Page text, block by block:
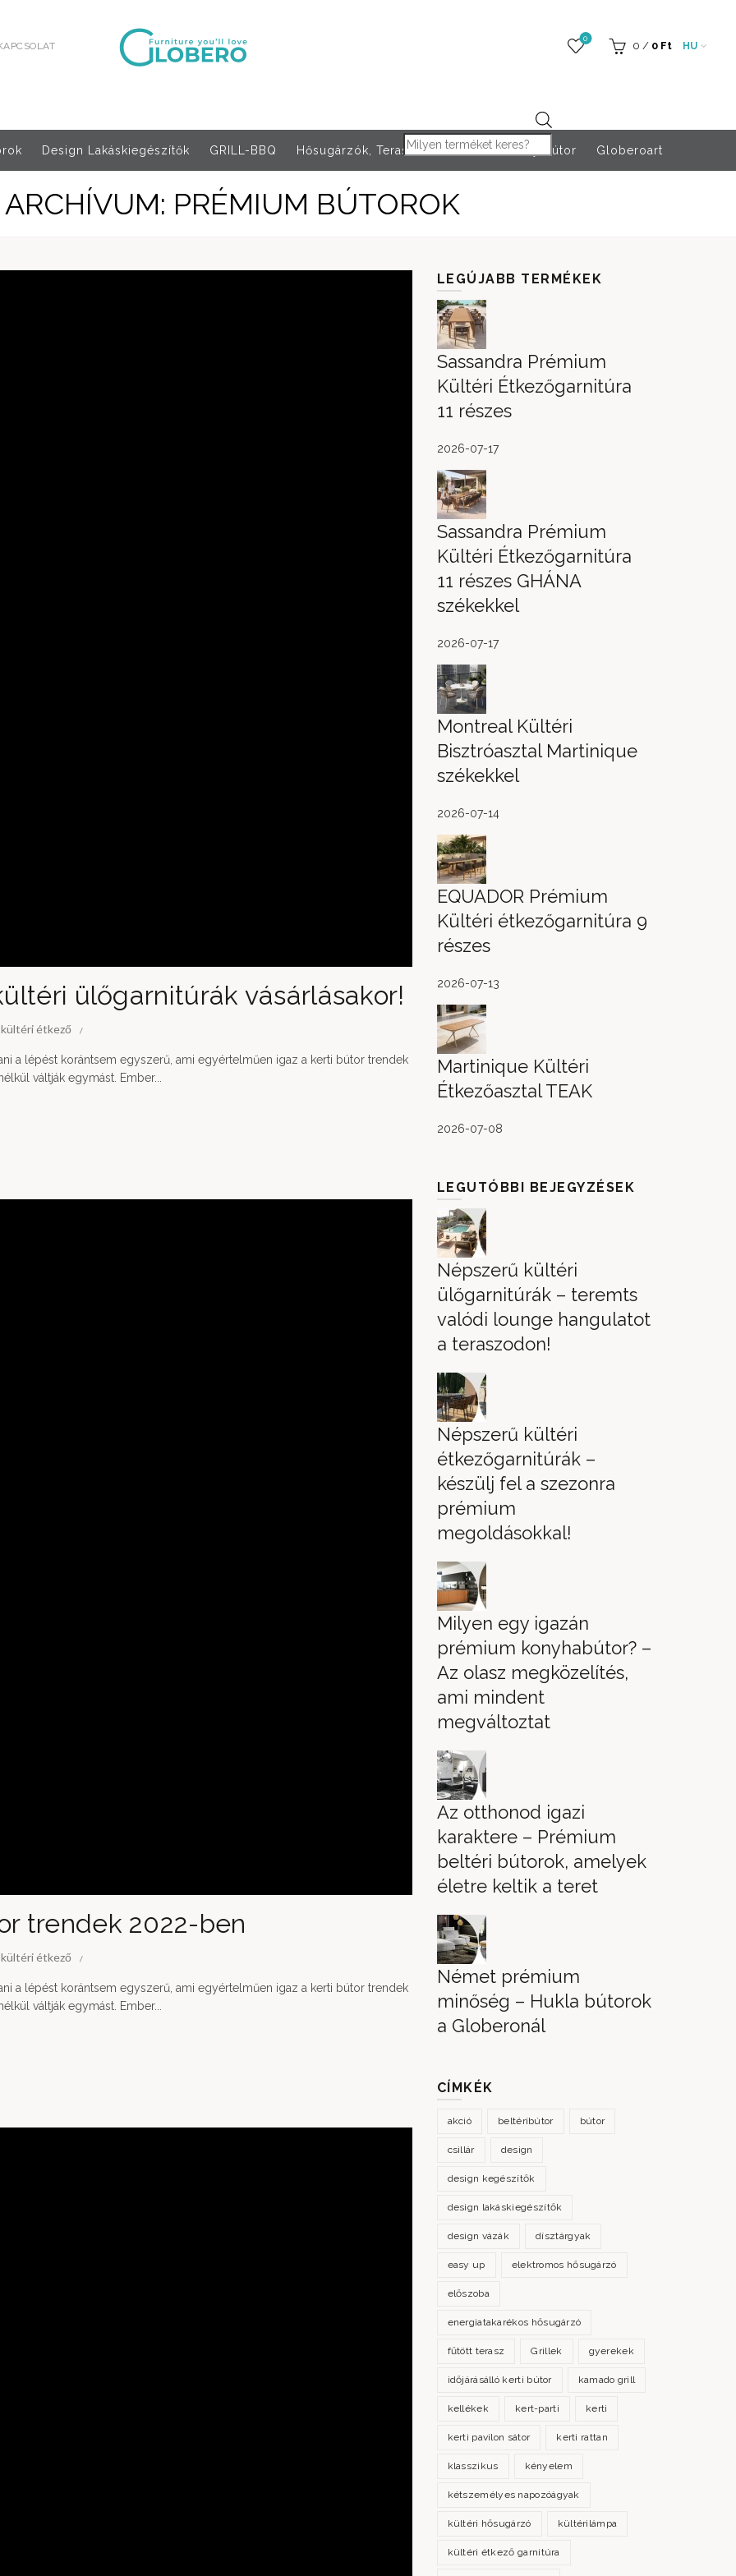
Products search
0
0 / 0 Ft HU
Design Lakáskiegészítők GRILL-BBQ Hősugárzók, Teraszfűtés Rendezvény bútor Globeroart
PRÉMIUM BÚTOROK
ülőgarnitúrák vásárlásakor!
kültéri étkező
a lépést korántsem egyszerű, ami egyértelműen igaz a kerti bútor trendek
váltják egymást. Ember...
trendek 2022-ben
kültéri étkező
a lépést korántsem egyszerű, ami egyértelműen igaz a kerti bútor trendek
váltják egymást. Ember...
LEGÚJABB TERMÉKEK
Sassandra Prémium
Kültéri Étkezőgarnitúra
11 részes
2026-07-17
Sassandra Prémium
Kültéri Étkezőgarnitúra
11 részes GHÁNA
székekkel
2026-07-17
Montreal Kültéri
Bisztróasztal Martinique
székekkel
2026-07-14
EQUADOR Prémium
Kültéri étkezőgarnitúra 9
részes
2026-07-13
Martinique Kültéri
Étkezőasztal TEAK
2026-07-08
LEGUTÓBBI BEJEGYZÉSEK
Népszerű kültéri
ülőgarnitúrák – teremts
valódi lounge hangulatot
a teraszodon!
Népszerű kültéri
étkezőgarnitúrák –
készülj fel a szezonra
prémium
megoldásokkal!
Milyen egy igazán
prémium konyhabútor? –
Az olasz megközelítés,
ami mindent
megváltoztat
Az otthonod igazi
karaktere – Prémium
beltéri bútorok, amelyek
életre keltik a teret
Német prémium
minőség – Hukla bútorok
a Globeronál
CÍMKÉK
akció beltéribútor bútor
csillár design
design kegészítők
design lakáskiegészítők
design vázák dísztárgyak
easy up elektromos hősugárzó
előszoba
energiatakarékos hősugárzó
fűtött terasz Grillek gyerekek
időjárásálló kerti bútor kamado grill
kellékek kert-parti kerti
kerti pavilon sátor kerti rattan
klasszikus kényelem
kétszemélyes napozóágyak
kültéri hősugárzó kültérilámpa
kültéri étkező garnitúra